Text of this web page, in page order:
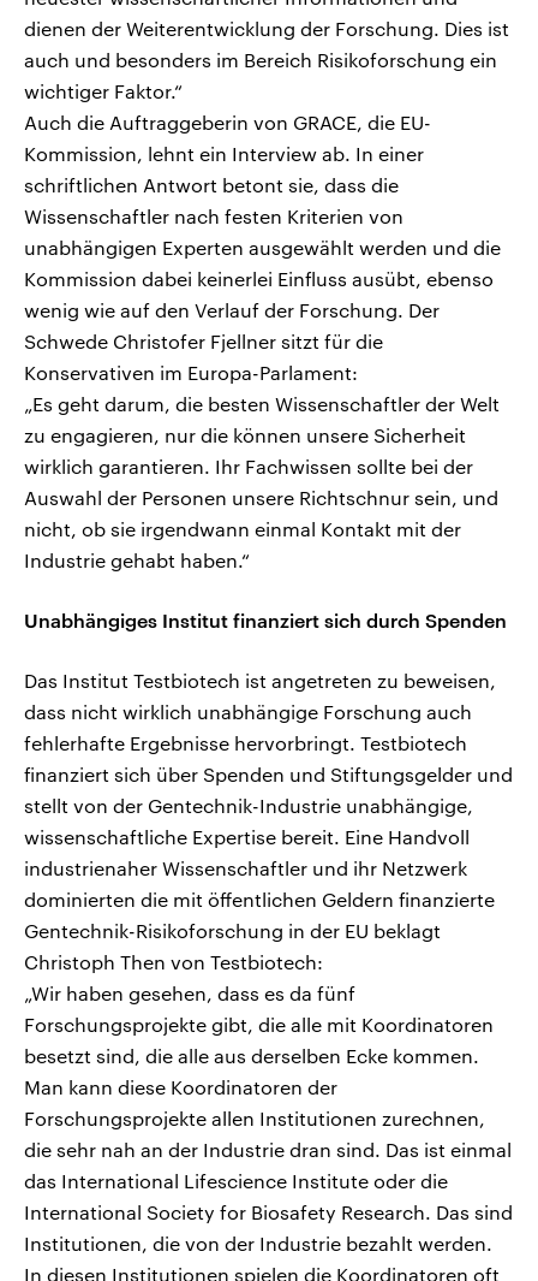
dienen der Weiterentwicklung der Forschung. Dies ist
auch und besonders im Bereich Risikoforschung ein
wichtiger Faktor.“
Auch die Auftraggeberin von GRACE, die EU-
Kommission, lehnt ein Interview ab. In einer
schriftlichen Antwort betont sie, dass die
Wissenschaftler nach festen Kriterien von
unabhängigen Experten ausgewählt werden und die
Kommission dabei keinerlei Einfluss ausübt, ebenso
wenig wie auf den Verlauf der Forschung. Der
Schwede Christofer Fjellner sitzt für die
Konservativen im Europa-Parlament:
„Es geht darum, die besten Wissenschaftler der Welt
zu engagieren, nur die können unsere Sicherheit
wirklich garantieren. Ihr Fachwissen sollte bei der
Auswahl der Personen unsere Richtschnur sein, und
nicht, ob sie irgendwann einmal Kontakt mit der
Industrie gehabt haben.“
Unabhängiges Institut finanziert sich durch Spenden
Das Institut Testbiotech ist angetreten zu beweisen,
dass nicht wirklich unabhängige Forschung auch
fehlerhafte Ergebnisse hervorbringt. Testbiotech
finanziert sich über Spenden und Stiftungsgelder und
stellt von der Gentechnik-Industrie unabhängige,
wissenschaftliche Expertise bereit. Eine Handvoll
industrienaher Wissenschaftler und ihr Netzwerk
dominierten die mit öffentlichen Geldern finanzierte
Gentechnik-Risikoforschung in der EU beklagt
Christoph Then von Testbiotech:
„Wir haben gesehen, dass es da fünf
Forschungsprojekte gibt, die alle mit Koordinatoren
besetzt sind, die alle aus derselben Ecke kommen.
Man kann diese Koordinatoren der
Forschungsprojekte allen Institutionen zurechnen,
die sehr nah an der Industrie dran sind. Das ist einmal
das International Lifescience Institute oder die
International Society for Biosafety Research. Das sind
Institutionen, die von der Industrie bezahlt werden.
In diesen Institutionen spielen die Koordinatoren oft